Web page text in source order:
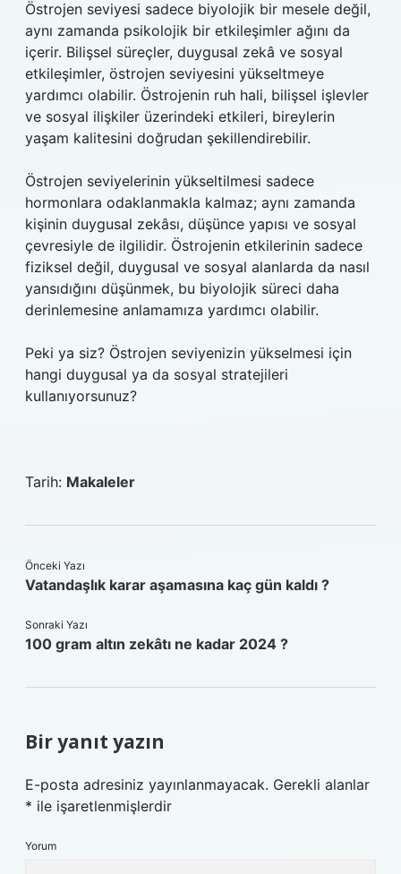
Östrojen seviyesi sadece biyolojik bir mesele değil,
aynı zamanda psikolojik bir etkileşimler ağını da
içerir. Bilişsel süreçler, duygusal zekâ ve sosyal
etkileşimler, östrojen seviyesini yükseltmeye
yardımcı olabilir. Östrojenin ruh hali, bilişsel işlevler
ve sosyal ilişkiler üzerindeki etkileri, bireylerin
yaşam kalitesini doğrudan şekillendirebilir.
Östrojen seviyelerinin yükseltilmesi sadece
hormonlara odaklanmakla kalmaz; aynı zamanda
kişinin duygusal zekâsı, düşünce yapısı ve sosyal
çevresiyle de ilgilidir. Östrojenin etkilerinin sadece
fiziksel değil, duygusal ve sosyal alanlarda da nasıl
yansıdığını düşünmek, bu biyolojik süreci daha
derinlemesine anlamamıza yardımcı olabilir.
Peki ya siz? Östrojen seviyenizin yükselmesi için
hangi duygusal ya da sosyal stratejileri
kullanıyorsunuz?
Tarih: Makaleler
Önceki Yazı
Vatandaşlık karar aşamasına kaç gün kaldı ?
Sonraki Yazı
100 gram altın zekâtı ne kadar 2024 ?
Bir yanıt yazın
E-posta adresiniz yayınlanmayacak. Gerekli alanlar
* ile işaretlenmişlerdir
Yorum